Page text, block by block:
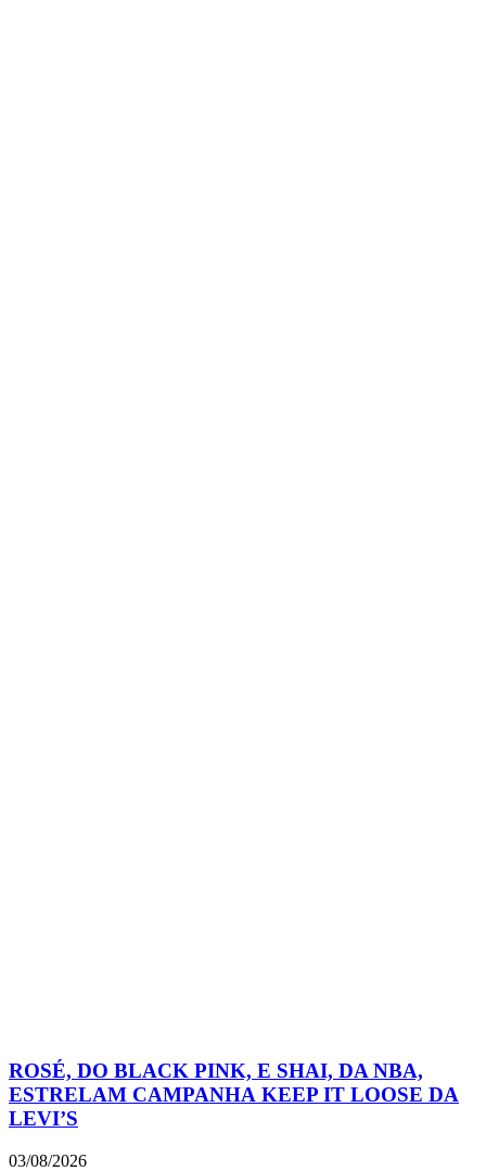
ROSÉ, DO BLACK PINK, E SHAI, DA NBA,
ESTRELAM CAMPANHA KEEP IT LOOSE DA
LEVI’S
03/08/2026